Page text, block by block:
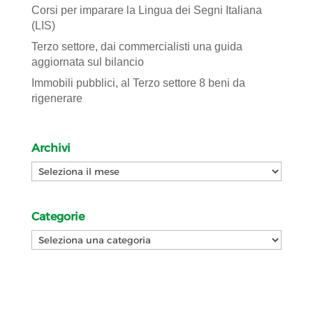
Corsi per imparare la Lingua dei Segni Italiana
(LIS)
Terzo settore, dai commercialisti una guida
aggiornata sul bilancio
Immobili pubblici, al Terzo settore 8 beni da
rigenerare
Archivi
Archivi
Categorie
Categorie